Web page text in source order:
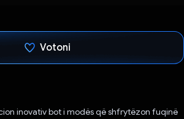
Votoni
inovativ bot i modës që shfrytëzon fuqinë